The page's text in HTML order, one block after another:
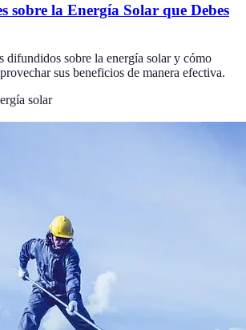
sobre la Energía Solar que Debes
difundidos sobre la energía solar y cómo
sus beneficios de manera efectiva.
solar